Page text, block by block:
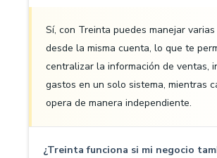
Sí, con Treinta puedes manejar
desde la misma cuenta, lo que te
centralizar la información de ventas,
gastos en un solo sistema, mientras
opera de manera independiente.
¿Treinta funciona si mi negocio